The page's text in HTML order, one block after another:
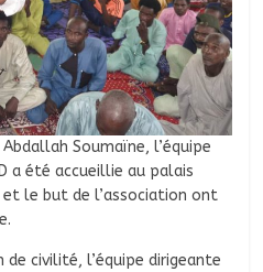
Soumaïne, l’équipe
a été accueillie au palais
le but de l’association ont
civilité, l’équipe dirigeante